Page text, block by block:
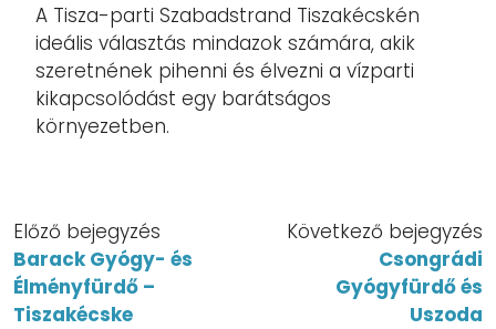
A Tisza-parti Szabadstrand Tiszakécskén
ideális választás mindazok számára, akik
szeretnének pihenni és élvezni a vízparti
kikapcsolódást egy barátságos
környezetben.
Előző bejegyzés
Barack Gyógy- és
Élményfürdő –
Tiszakécske
Következő bejegyzés
Csongrádi
Gyógyfürdő és
Uszoda